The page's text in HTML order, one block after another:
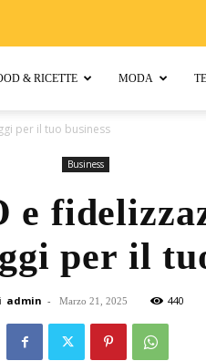
& RICETTE MODA
per il tuo business
Business
e
per il
admin - Marzo 21, 2025 440